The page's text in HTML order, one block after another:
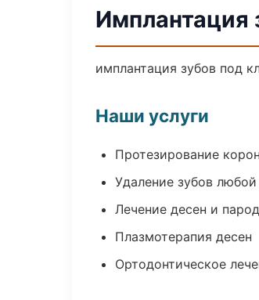
Имплантация
имплантация зубов под
Наши услуги
Протезирование
Удаление зубов
Лечение десен и
Плазмотерапия десен
Ортодонтическое